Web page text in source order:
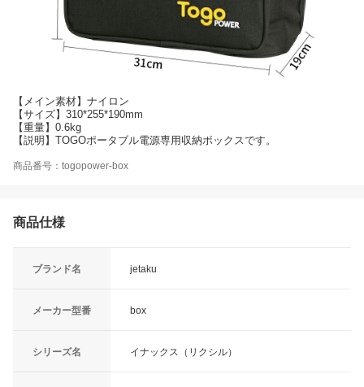
【メイン素材】ナイロン
【サイズ】310*255*190mm
【重量】0.6kg
【説明】TOGOポータブル電源専用収納ボックスです。
商品番号：togopower-box
商品仕様
ブランド名 jetaku
メーカー型番 box
シリーズ名 イナックス（リクシル）